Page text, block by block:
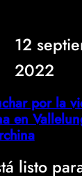
12
2022
por la
en
listo